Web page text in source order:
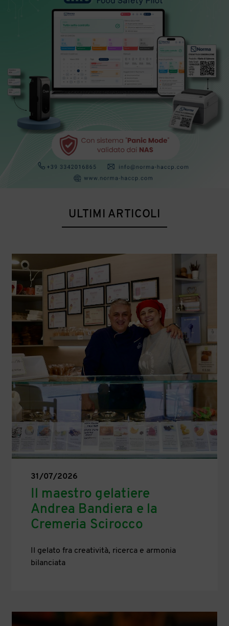
ULTIMI ARTICOLI
31/07/2026
Il maestro gelatiere
Andrea Bandiera e la
Cremeria Scirocco
Il gelato fra creatività, ricerca e armonia
bilanciata